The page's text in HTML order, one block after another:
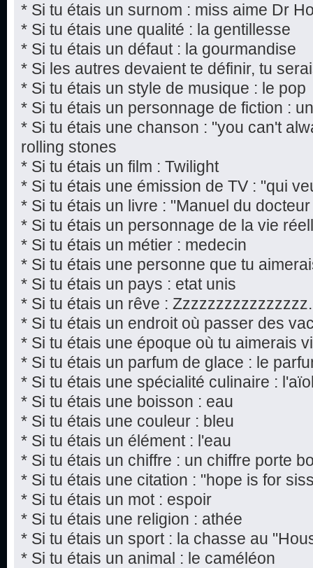
* Si tu étais un surnom : miss aime Dr
* Si tu étais une qualité : la gentillesse
* Si tu étais un défaut : la gourmandise
* Si les autres devaient te définir, tu
* Si tu étais un style de musique : le pop
* Si tu étais un personnage de fiction :
* Si tu étais une chanson : "you can't
rolling stones
* Si tu étais un film : Twilight
* Si tu étais une émission de TV : "qui
* Si tu étais un livre : "Manuel du
* Si tu étais un personnage de la vie
* Si tu étais un métier : medecin
* Si tu étais une personne que tu
* Si tu étais un pays : etat unis
* Si tu étais un rêve :
* Si tu étais un endroit où passer des
* Si tu étais une époque où tu aimerais
* Si tu étais un parfum de glace : le
* Si tu étais une spécialité culinaire :
* Si tu étais une boisson : eau
* Si tu étais une couleur : bleu
* Si tu étais un élément : l'eau
* Si tu étais un chiffre : un chiffre porte
* Si tu étais une citation : "hope is for
* Si tu étais un mot : espoir
* Si tu étais une religion : athée
* Si tu étais un sport : la chasse au
* Si tu étais un animal : le caméléon